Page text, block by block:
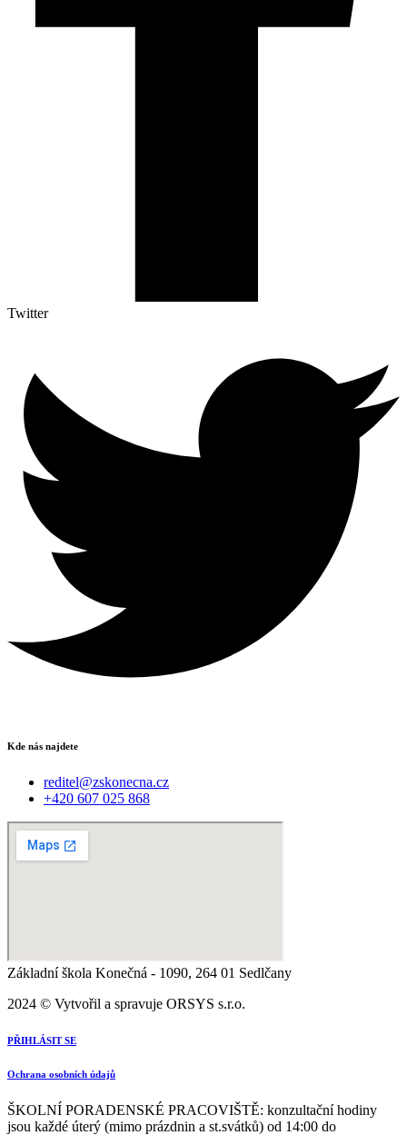
Twitter
Kde nás najdete
reditel@zskonecna.cz
+420 607 025 868
Základní škola Konečná - 1090, 264 01 Sedlčany
2024 © Vytvořil a spravuje ORSYS s.r.o.
PŘIHLÁSIT SE
Ochrana osobních údajů
ŠKOLNÍ PORADENSKÉ PRACOVIŠTĚ: konzultační hodiny
jsou každé úterý (mimo prázdnin a st.svátků) od 14:00 do